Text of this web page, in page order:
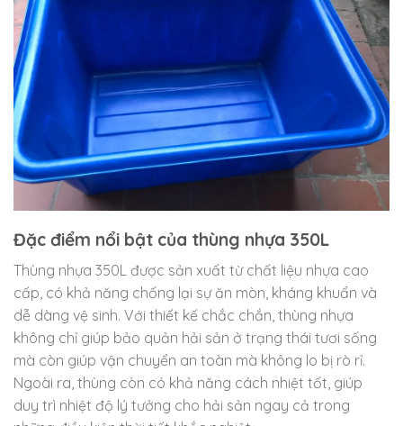
Đặc điểm nổi bật của thùng nhựa 350L
Thùng nhựa 350L được sản xuất từ chất liệu nhựa cao
cấp, có khả năng chống lại sự ăn mòn, kháng khuẩn và
dễ dàng vệ sinh. Với thiết kế chắc chắn, thùng nhựa
không chỉ giúp bảo quản hải sản ở trạng thái tươi sống
mà còn giúp vận chuyển an toàn mà không lo bị rò rỉ.
Ngoài ra, thùng còn có khả năng cách nhiệt tốt, giúp
duy trì nhiệt độ lý tưởng cho hải sản ngay cả trong